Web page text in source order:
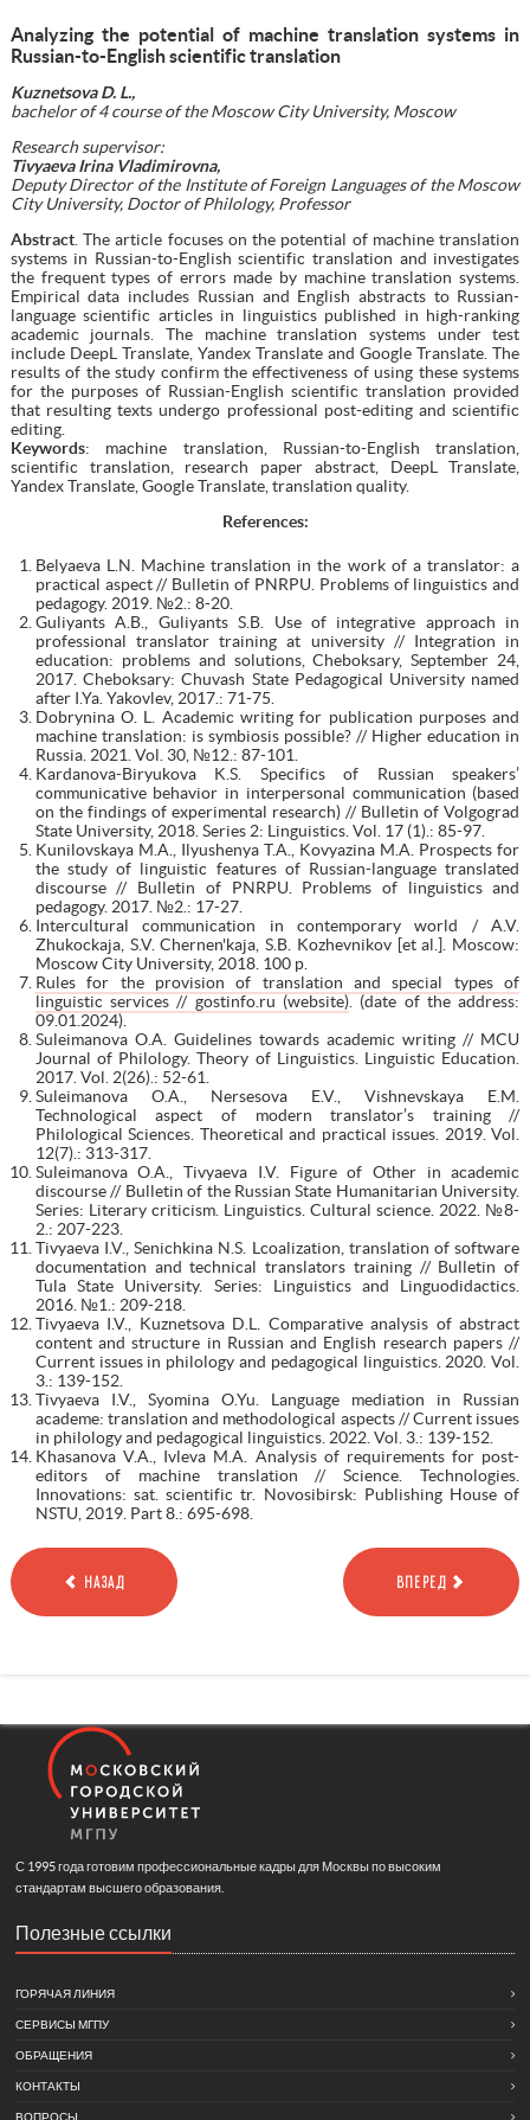
Analyzing the potential of machine translation systems in
Russian-to-English scientific translation
Kuznetsova D. L.,
bachelor of 4 course of the Moscow City University, Moscow
Research supervisor:
Tivyaeva Irina Vladimirovna,
Deputy Director of the Institute of Foreign Languages of the Moscow
City University, Doctor of Philology, Professor
Abstract. The article focuses on the potential of machine translation
systems in Russian-to-English scientific translation and investigates
the frequent types of errors made by machine translation systems.
Empirical data includes Russian and English abstracts to Russian-
language scientific articles in linguistics published in high-ranking
academic journals. The machine translation systems under test
include DeepL Translate, Yandex Translate and Google Translate. The
results of the study confirm the effectiveness of using these systems
for the purposes of Russian-English scientific translation provided
that resulting texts undergo professional post-editing and scientific
editing.
Keywords: machine translation, Russian-to-English translation,
scientific translation, research paper abstract, DeepL Translate,
Yandex Translate, Google Translate, translation quality.
References:
Belyaeva L.N. Machine translation in the work of a translator: a
practical aspect // Bulletin of PNRPU. Problems of linguistics and
pedagogy. 2019. №2.: 8-20.
Guliyants A.B., Guliyants S.B. Use of integrative approach in
professional translator training at university // Integration in
education: problems and solutions, Cheboksary, September 24,
2017. Cheboksary: Chuvash State Pedagogical University named
after I.Ya. Yakovlev, 2017.: 71-75.
Dobrynina O. L. Academic writing for publication purposes and
machine translation: is symbiosis possible? // Higher education in
Russia. 2021. Vol. 30, №12.: 87-101.
Kardanova-Biryukova K.S. Specifics of Russian speakers’
communicative behavior in interpersonal communication (based
on the findings of experimental research) // Bulletin of Volgograd
State University, 2018. Series 2: Linguistics. Vol. 17 (1).: 85-97.
Kunilovskaya M.A., Ilyushenya T.A., Kovyazina M.A. Prospects for
the study of linguistic features of Russian-language translated
discourse // Bulletin of PNRPU. Problems of linguistics and
pedagogy. 2017. №2.: 17-27.
Intercultural communication in contemporary world / A.V.
Zhukockaja, S.V. Chernen'kaja, S.B. Kozhevnikov [et al.]. Moscow:
Moscow City University, 2018. 100 p.
Rules for the provision of translation and special types of
linguistic services // gostinfo.ru (website) . (date of the address:
09.01.2024).
Suleimanova O.A. Guidelines towards academic writing // MCU
Journal of Philology. Theory of Linguistics. Linguistic Education.
2017. Vol. 2(26).: 52-61.
Suleimanova O.A., Nersesova E.V., Vishnevskaya E.M.
Technological aspect of modern translator’s training //
Philological Sciences. Theoretical and practical issues. 2019. Vol.
12(7).: 313-317.
Suleimanova O.A., Tivyaeva I.V. Figure of Other in academic
discourse // Bulletin of the Russian State Humanitarian University.
Series: Literary criticism. Linguistics. Cultural science. 2022. №8-
2.: 207-223.
Tivyaeva I.V., Senichkina N.S. Lcoalization, translation of software
documentation and technical translators training // Bulletin of
Tula State University. Series: Linguistics and Linguodidactics.
2016. №1.: 209-218.
Tivyaeva I.V., Kuznetsova D.L. Comparative analysis of abstract
content and structure in Russian and English research papers //
Current issues in philology and pedagogical linguistics. 2020. Vol.
3.: 139-152.
Tivyaeva I.V., Syomina O.Yu. Language mediation in Russian
academe: translation and methodological aspects // Current issues
in philology and pedagogical linguistics. 2022. Vol. 3.: 139-152.
Khasanova V.A., Ivleva M.A. Analysis of requirements for post-
editors of machine translation // Science. Technologies.
Innovations: sat. scientific tr. Novosibirsk: Publishing House of
NSTU, 2019. Part 8.: 695-698.
НАЗАД ВПЕРЕД
С 1995 года готовим профессиональные кадры для Москвы по высоким
стандартам высшего образования.
Полезные ссылки
ГОРЯЧАЯ ЛИНИЯ
СЕРВИСЫ МГПУ
ОБРАЩЕНИЯ
КОНТАКТЫ
ВОПРОСЫ